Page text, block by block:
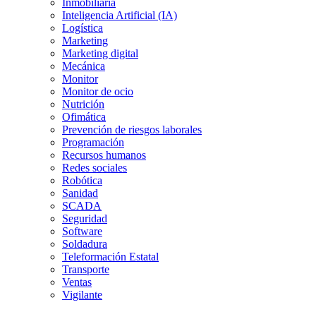
Inmobiliaria
Inteligencia Artificial (IA)
Logística
Marketing
Marketing digital
Mecánica
Monitor
Monitor de ocio
Nutrición
Ofimática
Prevención de riesgos laborales
Programación
Recursos humanos
Redes sociales
Robótica
Sanidad
SCADA
Seguridad
Software
Soldadura
Teleformación Estatal
Transporte
Ventas
Vigilante